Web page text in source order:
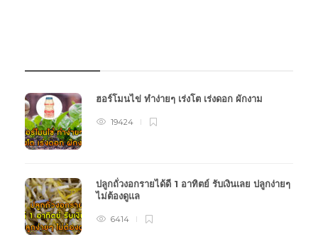
ฮอร์โมนไข่ ทำง่ายๆ เร่งโต เร่งดอก ผักงาม
19424
ปลูกถั่วงอกรายได้ดี 1 อาทิตย์ รับเงินเลย ปลูกง่ายๆ
ไม่ต้องดูแล
6414